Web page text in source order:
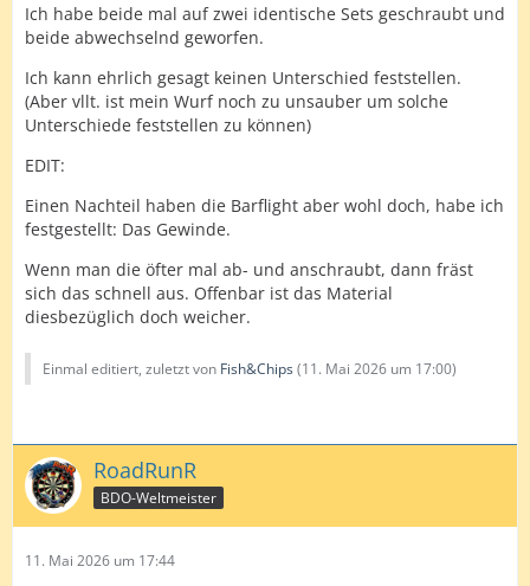
Ich habe beide mal auf zwei identische Sets geschraubt und
beide abwechselnd geworfen.
Ich kann ehrlich gesagt keinen Unterschied feststellen.
(Aber vllt. ist mein Wurf noch zu unsauber um solche
Unterschiede feststellen zu können)
EDIT:
Einen Nachteil haben die Barflight aber wohl doch, habe ich
festgestellt: Das Gewinde.
Wenn man die öfter mal ab- und anschraubt, dann fräst
sich das schnell aus. Offenbar ist das Material
diesbezüglich doch weicher.
Einmal editiert, zuletzt von Fish&Chips(11. Mai 2026 um 17:00)
RoadRunR
BDO-Weltmeister
11. Mai 2026 um 17:44